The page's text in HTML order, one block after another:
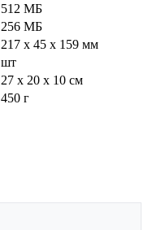
512 МБ
256 МБ
217 x 45 x 159 мм
шт
27 x 20 x 10 см
450 г